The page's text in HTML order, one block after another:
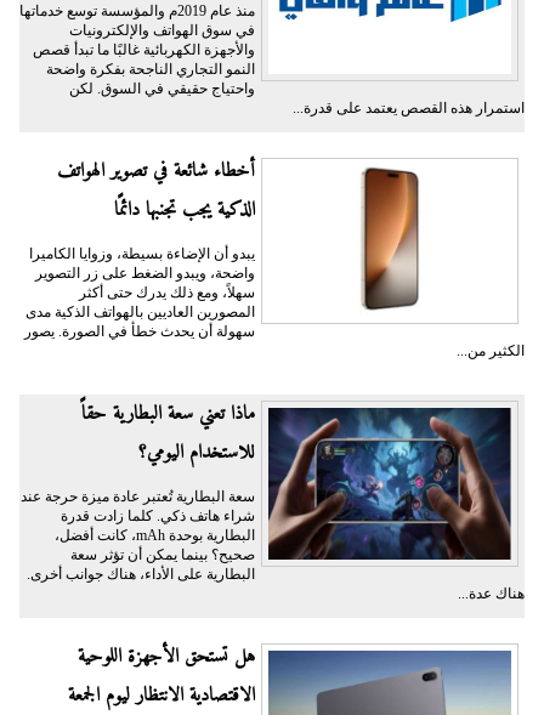
منذ عام 2019م والمؤسسة توسع خدماتها
في سوق الهواتف والإلكترونيات
والأجهزة الكهربائية غالبًا ما تبدأ قصص
النمو التجاري الناجحة بفكرة واضحة
واحتياج حقيقي في السوق. لكن
استمرار هذه القصص يعتمد على قدرة...
أخطاء شائعة في تصوير الهواتف
الذكية يجب تجنبها دائمًا
يبدو أن الإضاءة بسيطة، وزوايا الكاميرا
واضحة، ويبدو الضغط على زر التصوير
سهلاً، ومع ذلك يدرك حتى أكثر
المصورين العاديين بالهواتف الذكية مدى
سهولة أن يحدث خطأ في الصورة. يصور
الكثير من...
ماذا تعني سعة البطارية حقاً
للاستخدام اليومي؟
سعة البطارية تُعتبر عادة ميزة حرجة عند
شراء هاتف ذكي. كلما زادت قدرة
البطارية بوحدة mAh، كانت أفضل،
صحيح؟ بينما يمكن أن تؤثر سعة
البطارية على الأداء، هناك جوانب أخرى.
هناك عدة...
هل تستحق الأجهزة اللوحية
الاقتصادية الانتظار ليوم الجمعة